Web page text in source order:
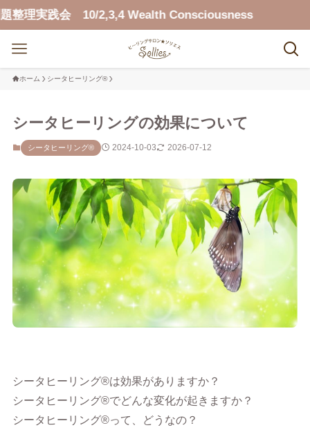
10/2,3,4 Wealth Consciousness
ホーム シータヒーリング®
シータヒーリングの効果について
シータヒーリング® 2024-10-03 2026-07-12
シータヒーリング®︎は効果がありますか？
シータヒーリング®︎でどんな変化が起きますか？
シータヒーリング®︎って、どうなの？